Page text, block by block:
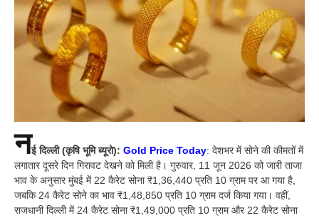
नई दिल्ली (कृषि भूमि ब्यूरो): Gold Price Today: देशभर में सोने की कीमतों में
लगातार दूसरे दिन गिरावट देखने को मिली है। गुरुवार, 11 जून 2026 को जारी ताजा
भाव के अनुसार मुंबई में 22 कैरेट सोना ₹1,36,440 प्रति 10 ग्राम पर आ गया है,
जबकि 24 कैरेट सोने का भाव ₹1,48,850 प्रति 10 ग्राम दर्ज किया गया। वहीं,
राजधानी दिल्ली में 24 कैरेट सोना ₹1,49,000 प्रति 10 ग्राम और 22 कैरेट सोना